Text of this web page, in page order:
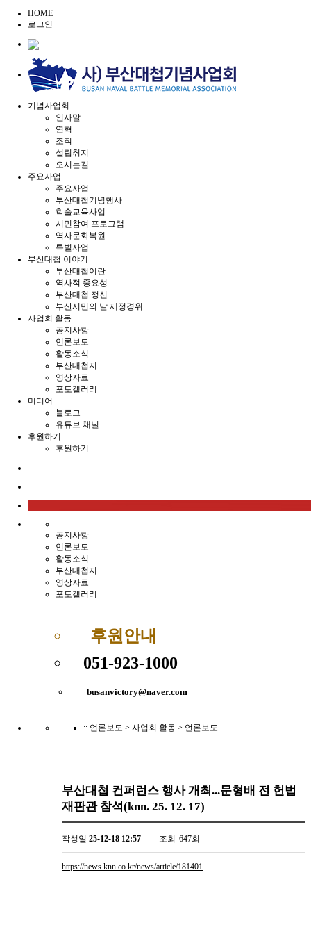
HOME
로그인
기념사업회
인사말
연혁
조직
설립취지
오시는길
주요사업
주요사업
부산대첩기념행사
학술교육사업
시민참여 프로그램
역사문화복원
특별사업
부산대첩 이야기
부산대첩이란
역사적 중요성
부산대첩 정신
부산시민의 날 제정경위
사업회 활동
공지사항
언론보도
활동소식
부산대첩지
영상자료
포토갤러리
미디어
블로그
유튜브 채널
후원하기
후원하기
공지사항
언론보도
활동소식
부산대첩지
영상자료
포토갤러리
후원안내
051-923-1000
busanvictory@naver.com
:: 언론보도 > 사업회 활동 > 언론보도
부산대첩 컨퍼런스 행사 개최...문형배 전 헌법
재판관 참석(knn. 25. 12. 17)
작성일25-12-18 12:57 조회 647회
https://news.knn.co.kr/news/article/181401